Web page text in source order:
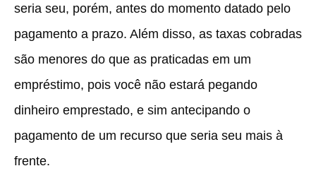
seria seu, porém, antes do momento datado pelo
pagamento a prazo. Além disso, as taxas cobradas
são menores do que as praticadas em um
empréstimo, pois você não estará pegando
dinheiro emprestado, e sim antecipando o
pagamento de um recurso que seria seu mais à
frente.